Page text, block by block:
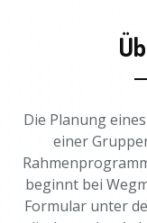
Die Planung
einer
beginnt bei
Formular unter